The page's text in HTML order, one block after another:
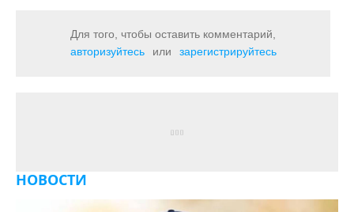
Для того, чтобы оставить комментарий,
авторизуйтесь
или зарегистрируйтесь
НОВОСТИ